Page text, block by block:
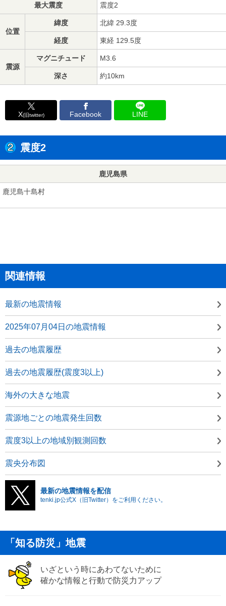
最大震度 震度2
位置
緯度 北緯 29.3度
経度 東経 129.5度
震源
マグニチュード M3.6
深さ 約10km
X(旧twitter) Facebook LINE
震度2
鹿児島県
鹿児島十島村
関連情報
最新の地震情報
2025年07月04日の地震情報
過去の地震履歴
過去の地震履歴(震度3以上)
海外の大きな地震
震源地ごとの地震発生回数
震度3以上の地域別観測回数
震央分布図
最新の地震情報を配信
tenki.jp公式X（旧Twitter）をご利用ください。
「知る防災」地震
いざという時にあわてないために
確かな情報と行動で防災力アップ